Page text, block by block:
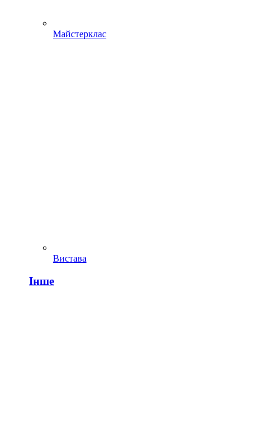
Майстерклас
Вистава
Інше